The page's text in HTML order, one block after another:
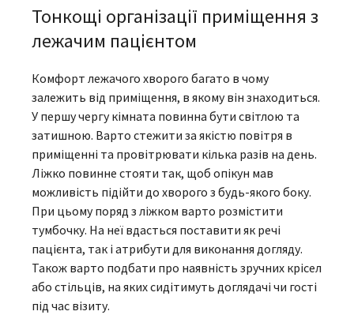
Тонкощі організації приміщення з
лежачим пацієнтом
Комфорт лежачого хворого багато в чому
залежить від приміщення, в якому він знаходиться.
У першу чергу кімната повинна бути світлою та
затишною. Варто стежити за якістю повітря в
приміщенні та провітрювати кілька разів на день.
Ліжко повинне стояти так, щоб опікун мав
можливість підійти до хворого з будь-якого боку.
При цьому поряд з ліжком варто розмістити
тумбочку. На неї вдасться поставити як речі
пацієнта, так і атрибути для виконання догляду.
Також варто подбати про наявність зручних крісел
або стільців, на яких сидітимуть доглядачі чи гості
під час візиту.